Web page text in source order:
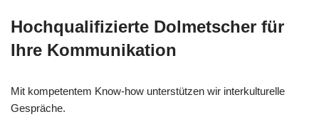
Hochqualifizierte Dolmetscher für
Ihre Kommunikation
Mit kompetentem Know-how unterstützen wir interkulturelle
Gespräche.